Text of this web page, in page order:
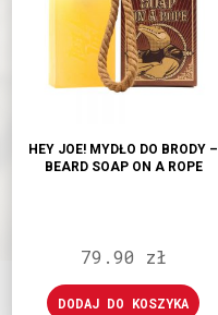
HEY JOE! MYDŁO DO BRODY –
BEARD SOAP ON A ROPE
79.90 zł
DODAJ DO KOSZYKA